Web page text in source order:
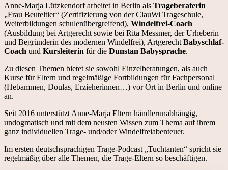
Anne-Marja Lützkendorf arbeitet in Berlin als Trageberaterin
„Frau Beuteltier“ (Zertifizierung von der ClauWi Trageschule,
Weiterbildungen schulenübergreifend), Windelfrei-Coach
(Ausbildung bei Artgerecht sowie bei Rita Messmer, der Urheberin
und Begründerin des modernen Windelfrei), Artgerecht Babyschlaf-
Coach und Kursleiterin für die Dunstan Babysprache.
Zu diesen Themen bietet sie sowohl Einzelberatungen, als auch
Kurse für Eltern und regelmäßige Fortbildungen für Fachpersonal
(Hebammen, Doulas, Erzieherinnen…) vor Ort in Berlin und online
an.
Seit 2016 unterstützt Anne-Marja Eltern händlerunabhängig,
undogmatisch und mit dem neusten Wissen zum Thema auf ihrem
ganz individuellen Trage- und/oder Windelfreiabenteuer.
Im ersten deutschsprachigen Trage-Podcast „Tuchtanten“ spricht sie
regelmäßig über alle Themen, die Trage-Eltern so beschäftigen.